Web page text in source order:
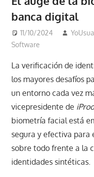
banca digital
11/10/2024
Software
La verificación de
los mayores desafíos
un entorno cada vez
vicepresidente de
biometría facial está
segura y efectiva
sobre todo frente a la
identidades sintéticas.